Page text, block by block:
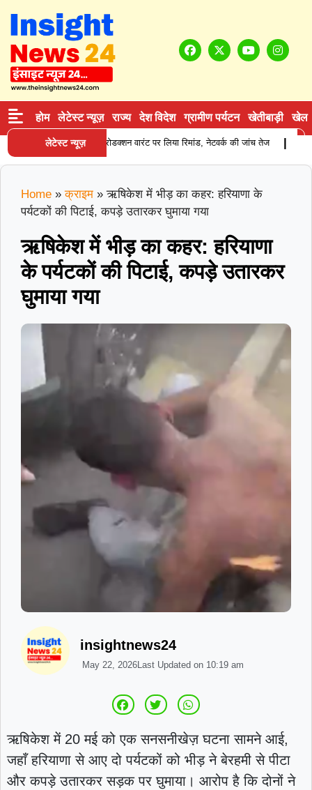
होम लेटेस्ट न्यूज़ राज्य देश विदेश ग्रामीण पर्यटन खेतीबाड़ी खेल
लेटेस्ट न्यूज़
करने वाले आरोपी को प्रोडक्शन वारंट पर लिया रिमांड, नेटवर्क की जांच तेज |
Home » क्राइम »ऋषिकेश में भीड़ का कहर: हरियाणा के
पर्यटकों की पिटाई, कपड़े उतारकर घुमाया गया
ऋषिकेश में भीड़ का कहर: हरियाणा
के पर्यटकों की पिटाई, कपड़े उतारकर
घुमाया गया
insightnews24
May 22, 2026Last Updated on 10:19 am
ऋषिकेश में 20 मई को एक सनसनीखेज़ घटना सामने आई,
जहाँ हरियाणा से आए दो पर्यटकों को भीड़ ने बेरहमी से पीटा
और कपड़े उतारकर सड़क पर घुमाया। आरोप है कि दोनों ने